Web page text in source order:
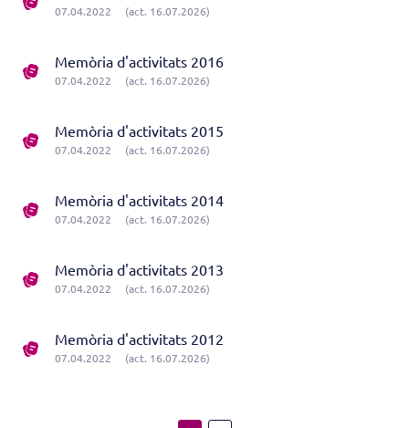
07.04.2022 (act. 16.07.2026)
Memòria d'activitats 2016
07.04.2022 (act. 16.07.2026)
Memòria d'activitats 2015
07.04.2022 (act. 16.07.2026)
Memòria d'activitats 2014
07.04.2022 (act. 16.07.2026)
Memòria d'activitats 2013
07.04.2022 (act. 16.07.2026)
Memòria d'activitats 2012
07.04.2022 (act. 16.07.2026)